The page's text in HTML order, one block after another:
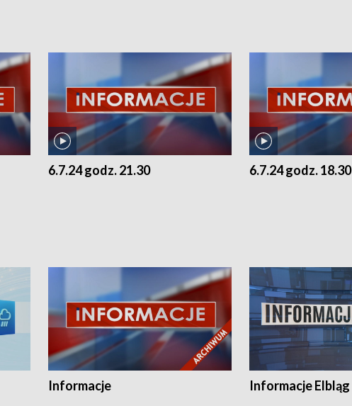
6.7.24 godz. 21.30 6.7.24 godz. 18.30
Informacje Informacje Elbląg